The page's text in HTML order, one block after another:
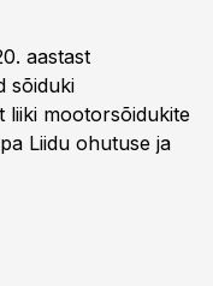
aastast
sõiduki
liiki mootorsõidukite
Liidu ohutuse ja